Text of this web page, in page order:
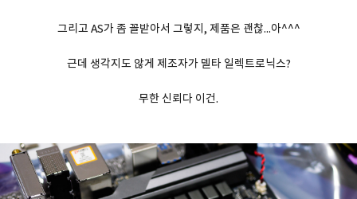
그리고 AS가 좀 꼴받아서 그렇지, 제품은 괜찮...아^^^
근데 생각지도 않게 제조자가 델타 일렉트로닉스?
무한 신뢰다 이건.